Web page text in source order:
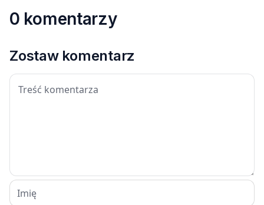
0 komentarzy
Zostaw komentarz